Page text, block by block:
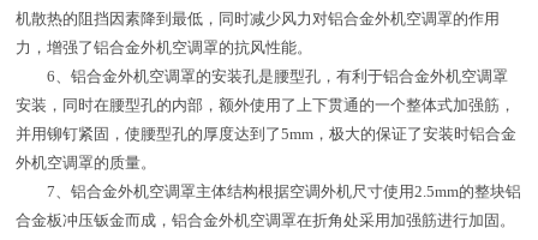
机散热的阻挡因素降到最低，同时减少风力对铝合金外机空调罩的作用
力，增强了铝合金外机空调罩的抗风性能。
6、铝合金外机空调罩的安装孔是腰型孔，有利于铝合金外机空调罩
安装，同时在腰型孔的内部，额外使用了上下贯通的一个整体式加强筋，
并用铆钉紧固，使腰型孔的厚度达到了5mm，极大的保证了安装时铝合金
外机空调罩的质量。
7、铝合金外机空调罩主体结构根据空调外机尺寸使用2.5mm的整块铝
合金板冲压钣金而成，铝合金外机空调罩在折角处采用加强筋进行加固。